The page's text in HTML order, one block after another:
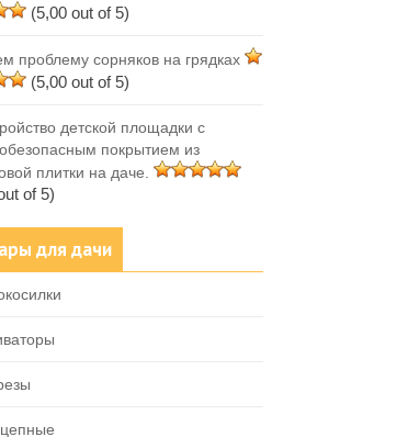
(5,00 out of 5)
проблему сорняков на грядках
(5,00 out of 5)
детской площадки с
покрытием из
плитки на даче.
of 5)
для дачи